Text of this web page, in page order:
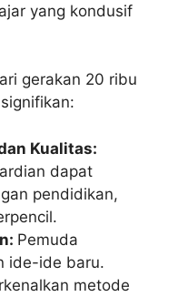
yang kondusif
gerakan 20 ribu
Kualitas:
dapat
pendidikan,
Pemuda
ide-ide baru.
metode